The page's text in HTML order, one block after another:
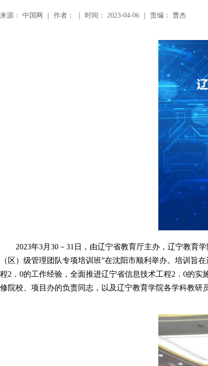
来源： 中国网 ｜ 作者： ｜ 时间： 2023-04-06 ｜ 责编： 曹杰
2023年3月30－31日，由辽宁省教育厅主办，辽宁教育
（区）级管理团队专项培训班”在沈阳市顺利举办。培训旨
程2．0的工作经验，全面推进辽宁省信息技术工程2．0的
修院校、项目办的负责同志，以及辽宁教育学院各学科教研